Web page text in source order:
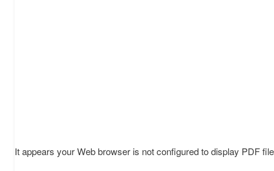
It appears your Web browser is not configured to display PDF